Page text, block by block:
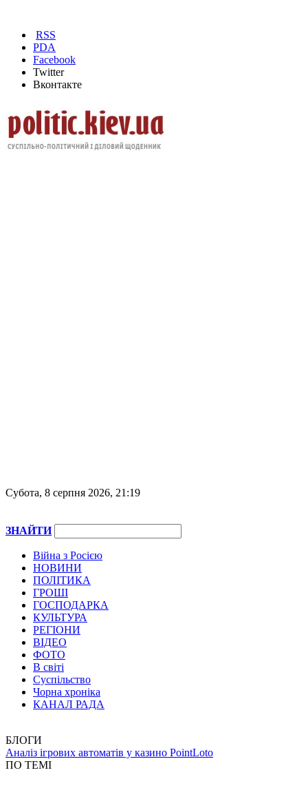
RSS
PDA
Facebook
Twitter
Вконтакте
Субота, 8 серпня 2026, 21:19
ЗНАЙТИ
Війна з Росією
НОВИНИ
ПОЛІТИКА
ГРОШІ
ГОСПОДАРКА
КУЛЬТУРА
РЕГІОНИ
ВІДЕО
ФОТО
В світі
Суспільство
Чорна хроніка
КАНАЛ РАДА
БЛОГИ
Аналіз ігрових автоматів у казино PointLoto
ПО ТЕМІ